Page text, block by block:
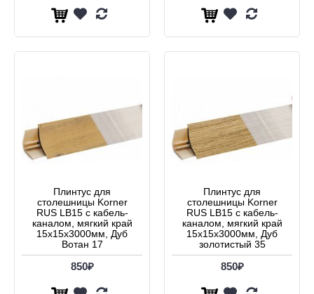
Плинтус для
столешницы Korner
RUS LB15 с кабель-
каналом, мягкий край
15х15x3000мм, Дуб
Вотан 17
850₽
Плинтус для
столешницы Korner
RUS LB15 с кабель-
каналом, мягкий край
15х15x3000мм, Дуб
золотистый 35
850₽